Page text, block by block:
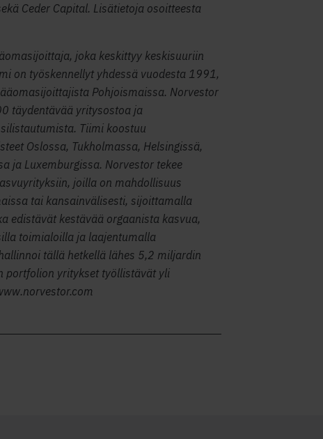
Ceder Capital. Lisätietoja osoitteesta
joka keskittyy keskisuuriin
on työskennellyt yhdessä vuodesta 1991,
Pohjoismaissa. Norvestor
täydentävää yritysostoa ja
Tiimi koostuu
Oslossa, Tukholmassa, Helsingissä,
ja Luxemburgissa. Norvestor tekee
joilla on mahdollisuus
tai kansainvälisesti, sijoittamalla
edistävät kestävää orgaanista kasvua,
toimialoilla ja laajentumalla
tällä hetkellä lähes 5,2 miljardin
portfolion yritykset työllistävät yli